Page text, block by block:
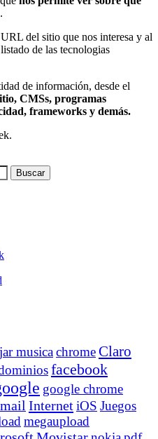
.
del sitio que nos interesa y al
de las tecnologias
de información, desde el
CMSs, programas
frameworks y demás.
musicachromeClaro
facebook
google chrome
InternetiOS Juegos
megaupload